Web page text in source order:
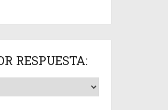
RESPUESTA: